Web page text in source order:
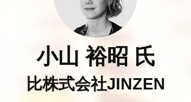
小山裕昭 氏
比株式会社JINZEN